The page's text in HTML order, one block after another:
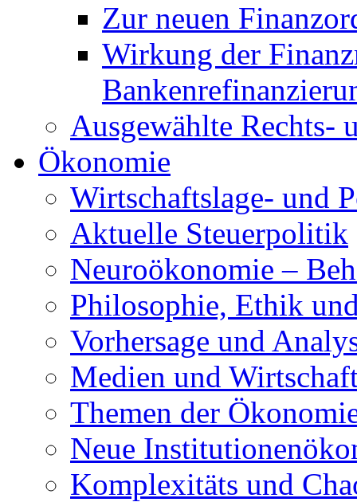
Zur neuen
Wirkung der
Ausgewählte Rechts-
Ökonomie
Wirtschaftslage- und
Aktuelle Steuerpolitik
Neuroökonomie –
Philosophie, Ethik
Vorhersage und
Medien und
Themen der
Neue
Komplexitäts und